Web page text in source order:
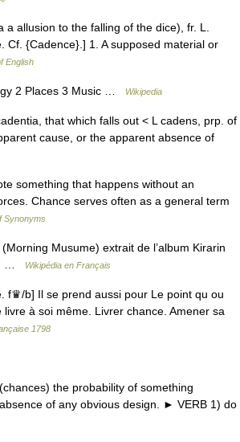
allusion to the falling of the dice), fr. L.
Cf. {Cadence}.] 1. A supposed material or
English
2 Places 3 Music … Wikipedia
that which falls out < L cadens, prp. of
cause, or the apparent absence of
something that happens without an
Chance serves often as a general term
Synonyms
Musume) extrait de l’album Kirarin
…
Wikipédia en Français
f♛/b] Il se prend aussi pour Le point qu ou
à soi même. Livrer chance. Amener sa
1798
the probability of something
of any obvious design. ► VERB 1) do